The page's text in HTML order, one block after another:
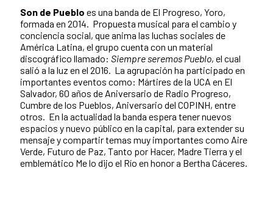
Son de Pueblo es una banda de El Progreso, Yoro,
formada en 2014. Propuesta musical para el cambio y
conciencia social, que anima las luchas sociales de
América Latina, el grupo cuenta con un material
discográfico llamado: Siempre seremos Pueblo, el cual
salió a la luz en el 2016. La agrupación ha participado en
importantes eventos como: Mártires de la UCA en El
Salvador, 60 años de Aniversario de Radio Progreso,
Cumbre de los Pueblos, Aniversario del COPINH, entre
otros. En la actualidad la banda espera tener nuevos
espacios y nuevo público en la capital, para extender su
mensaje y compartir temas muy importantes como Aire
Verde, Futuro de Paz, Tanto por Hacer, Madre Tierra y el
emblemático Me lo dijo el Río en honor a Bertha Cáceres.